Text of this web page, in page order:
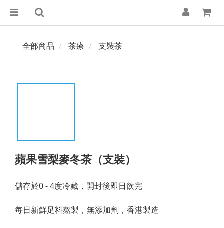
全部商品 茶療 支裝茶
蘋果雪梨麥冬茶（支裝）
儲存於0 - 4度冷藏，開封後即日飲完
每日新鮮足料熬製，無添加劑，香港製造